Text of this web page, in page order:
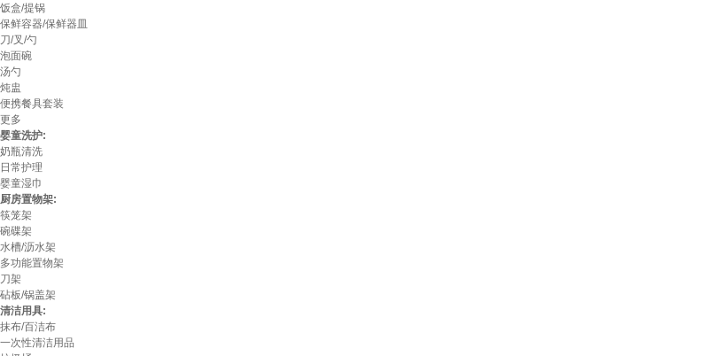
饭盒/提锅
保鲜容器/保鲜器皿
刀/叉/勺
泡面碗
汤勺
炖盅
便携餐具套装
更多
婴童洗护:
奶瓶清洗
日常护理
婴童湿巾
厨房置物架:
筷笼架
碗碟架
水槽/沥水架
多功能置物架
刀架
砧板/锅盖架
清洁用具:
抹布/百洁布
一次性清洁用品